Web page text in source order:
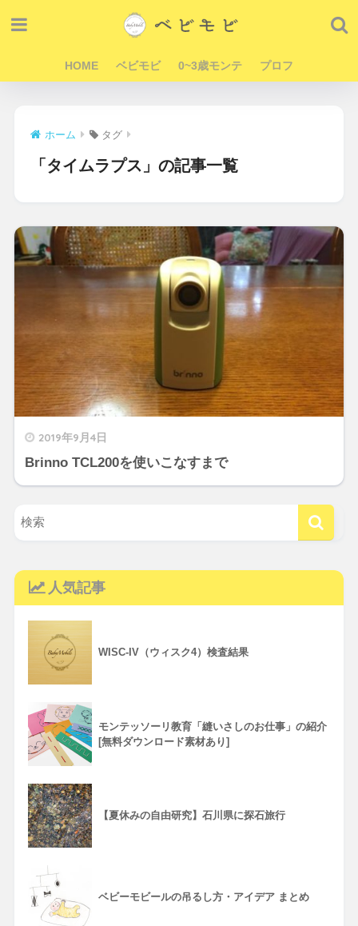
HOME ベビモビ 0~3歳モンテ プロフ
ホーム タグ
「タイムラプス」の記事一覧
2019年9月4日
Brinno TCL200を使いこなすまで
人気記事
WISC-IV（ウィスク4）検査結果
モンテッソーリ教育「縫いさしのお仕事」の紹介
[無料ダウンロード素材あり]
【夏休みの自由研究】石川県に探石旅行
ベビーモビールの吊るし方・アイデア まとめ